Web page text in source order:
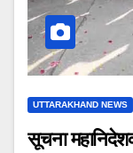
UTTARAKHAND NEWS
सूचना